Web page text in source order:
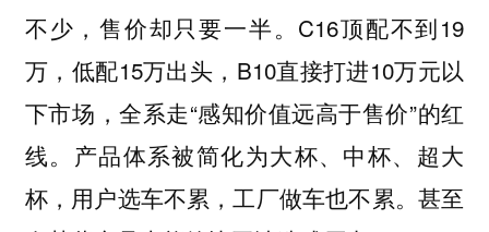
不少，售价却只要一半。C16顶配不到19
万，低配15万出头，B10直接打进10万元以
下市场，全系走“感知价值远高于售价”的红
线。产品体系被简化为大杯、中杯、超大
杯，用户选车不累，工厂做车也不累。甚至